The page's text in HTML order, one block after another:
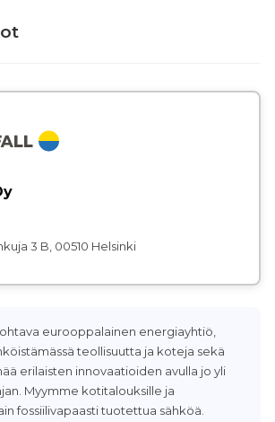
3 B, 00510 Helsinki
eurooppalainen energiayhtiö,
teollisuutta ja koteja sekä
erilaisten innovaatioiden avulla jo yli
Myymme kotitalouksille ja
fossiilivapaasti tuotettua sähköä.